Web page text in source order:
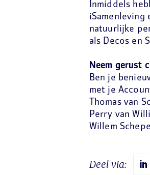
Inmiddels
iSamenleving
natuurlijke
als Decos en
Neem gerust
Ben je
met je
Thomas van
Perry van
Willem
Deel via: